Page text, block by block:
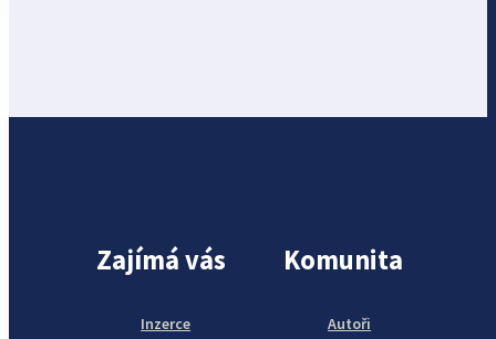
Zajímá vás
Inzerce
Komunita
Autoři